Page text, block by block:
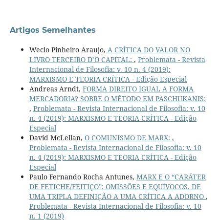
Artigos Semelhantes
Wecio Pinheiro Araujo, A CRÍTICA DO VALOR NO
LIVRO TERCEIRO D’O CAPITAL: , Problemata - Revista
Internacional de Filosofia: v. 10 n. 4 (2019):
MARXISMO E TEORIA CRÍTICA - Edição Especial
Andreas Arndt, FORMA DIREITO IGUAL A FORMA
MERCADORIA? SOBRE O MÉTODO EM PASCHUKANIS:
, Problemata - Revista Internacional de Filosofia: v. 10
n. 4 (2019): MARXISMO E TEORIA CRÍTICA - Edição
Especial
David McLellan, O COMUNISMO DE MARX: ,
Problemata - Revista Internacional de Filosofia: v. 10
n. 4 (2019): MARXISMO E TEORIA CRÍTICA - Edição
Especial
Paulo Fernando Rocha Antunes, MARX E O “CARÁTER
DE FETICHE/FEITIÇO”: OMISSÕES E EQUÍVOCOS. DE
UMA TRIPLA DEFINIÇÃO A UMA CRÍTICA A ADORNO ,
Problemata - Revista Internacional de Filosofia: v. 10
n. 1 (2019)